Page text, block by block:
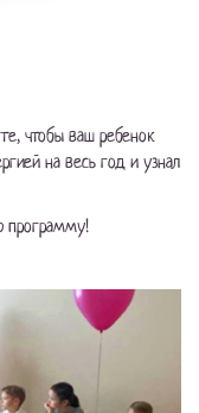
чтобы ваш ребенок
на весь год и узнал
программу!